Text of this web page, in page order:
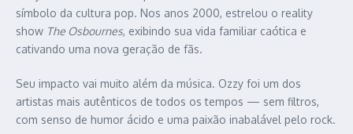
símbolo da cultura pop. Nos anos 2000, estrelou o reality
show The Osbournes, exibindo sua vida familiar caótica e
cativando uma nova geração de fãs.
Seu impacto vai muito além da música. Ozzy foi um dos
artistas mais autênticos de todos os tempos — sem filtros,
com senso de humor ácido e uma paixão inabalável pelo rock.